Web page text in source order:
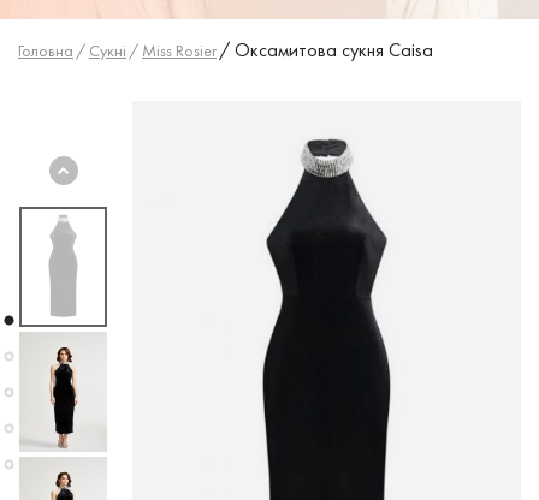
Головна / Сукнi / Miss Rosier/Оксамитова сукня Caisa